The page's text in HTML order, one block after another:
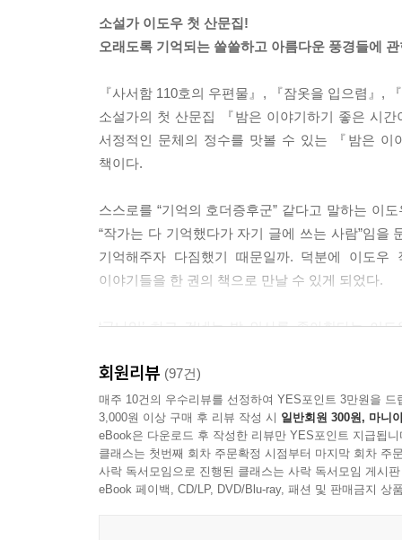
그 소녀에게 말해주고 싶다. ‘나도 중세에 태어났
당했던 걸 보면, 금을 만드는 건 괜찮고 약을 만드
그치?’
들을 수 있다면 둘녕이가 웃었으면 좋겠다. 그리
--- pp.80-81
팬들에게 차를 준비해주는 그의 표정은 다정하고
어난 블렌딩 차가 세상 속에 떠도는 그의 이미지
다. 그토록 오래 누군가를 들여다보았다면 한 조
를 위한 차. 그와 당신을 위한 차.
들림 없이 전해지는 믿음에 괜히 딴지를 걸기보다
담겨 빛나는지.
--- pp.152-153
수안은 내 말대로 눈을 감았어요. 나는 주문처럼 속
소설가 이도우 첫 산문집!
오래도록 기억되는 쓸쓸하고 아름다운 풍경들에
『사서함 110호의 우편물』, 『잠옷을 입으렴』,
소설가의 첫 산문집 『밤은 이야기하기 좋은 시
서정적인 문체의 정수를 맛볼 수 있는 『밤은 이
책이다.
스스로를 “기억의 호더증후군” 같다고 말하는 이
“작가는 다 기억했다가 자기 글에 쓰는 사람”임
기억해주자 다짐했기 때문일까. 덕분에 이도
이야기들을 한 권의 책으로 만날 수 있게 되었다.
‘굿나잇’ 하고 건네는 밤 인사를 좋아한다는 이
그러니 서로에게 잘 자라고 인사하듯 책장을 펼쳐
밤은 이야기하기 좋은 시간이니까.
50만 독자가 기다려온 이도우 작가의 깊고 내밀한
『사서함 110호의 우편물』 『잠옷을 입으렴』
작품 비하인드 스토리, 그리고 특별한 선물 ‘나뭇잎
회원리뷰 (97건)
매주 10건의 우수리뷰를 선정하여 YES포인트 3만원을 드
3,000원 이상 구매 후 리뷰 작성 시 일반회원 300원, 마니
eBook은 다운로드 후 작성한 리뷰만 YES포인트 지급됩니
클래스는 첫번째 회차 주문확정 시점부터 마지막 회차 주
사락 독서모임으로 진행된 클래스는 사락 독서모임 게시
eBook 페이백, CD/LP, DVD/Blu-ray, 패션 및 판매금지 상